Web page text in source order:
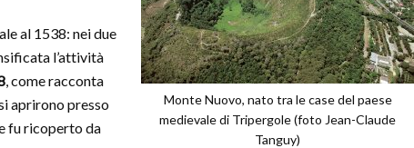
Monte Nuovo, nato tra le case del paese
medievale di Tripergole (foto Jean-Claude
Tanguy)
al 1538: nei due
l’attività
, come racconta
aprirono presso
fu ricoperto da